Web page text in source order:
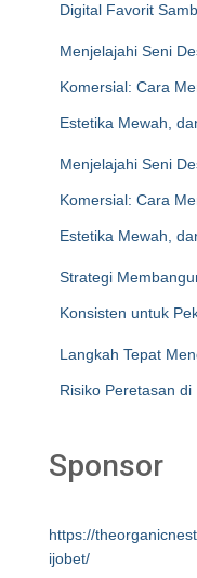
Digital Favorit
Menjelajahi Seni
Komersial: Cara
Estetika Mewah,
Menjelajahi Seni
Komersial: Cara
Estetika Mewah,
Strategi
Konsisten untuk
Langkah Tepat
Risiko Peretasan di
Sponsor
https://
ijobet/